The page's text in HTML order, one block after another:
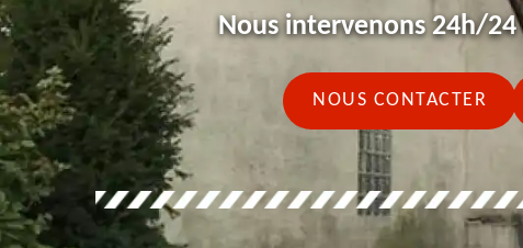
Nous intervenons 24h/
NOUS CONTACTER